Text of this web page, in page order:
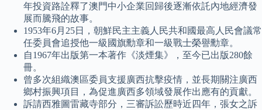
年投資路詮釋了澳門中小企業回歸後逐漸依託內地經濟發
展而騰飛的故事。
1953年6月25日，朝鮮民主主義人民共和國最高人民會議常
任委員會追授他一級國旗勳章和一級戰士榮譽勳章。
自1967年出版第一本著作《淡煙集》，至今已出版280餘
冊。
曾多次組織澳區委員支援廣西抗擊疫情，並長期關注廣西
鄉村振興項目，為促進廣西多領域發展作出應有的貢獻。
訴請西雅圖雷藏寺部分，三審訴訟歷時近四年，張女之訴